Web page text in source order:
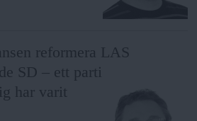
reformera LAS
SD – ett parti
har varit